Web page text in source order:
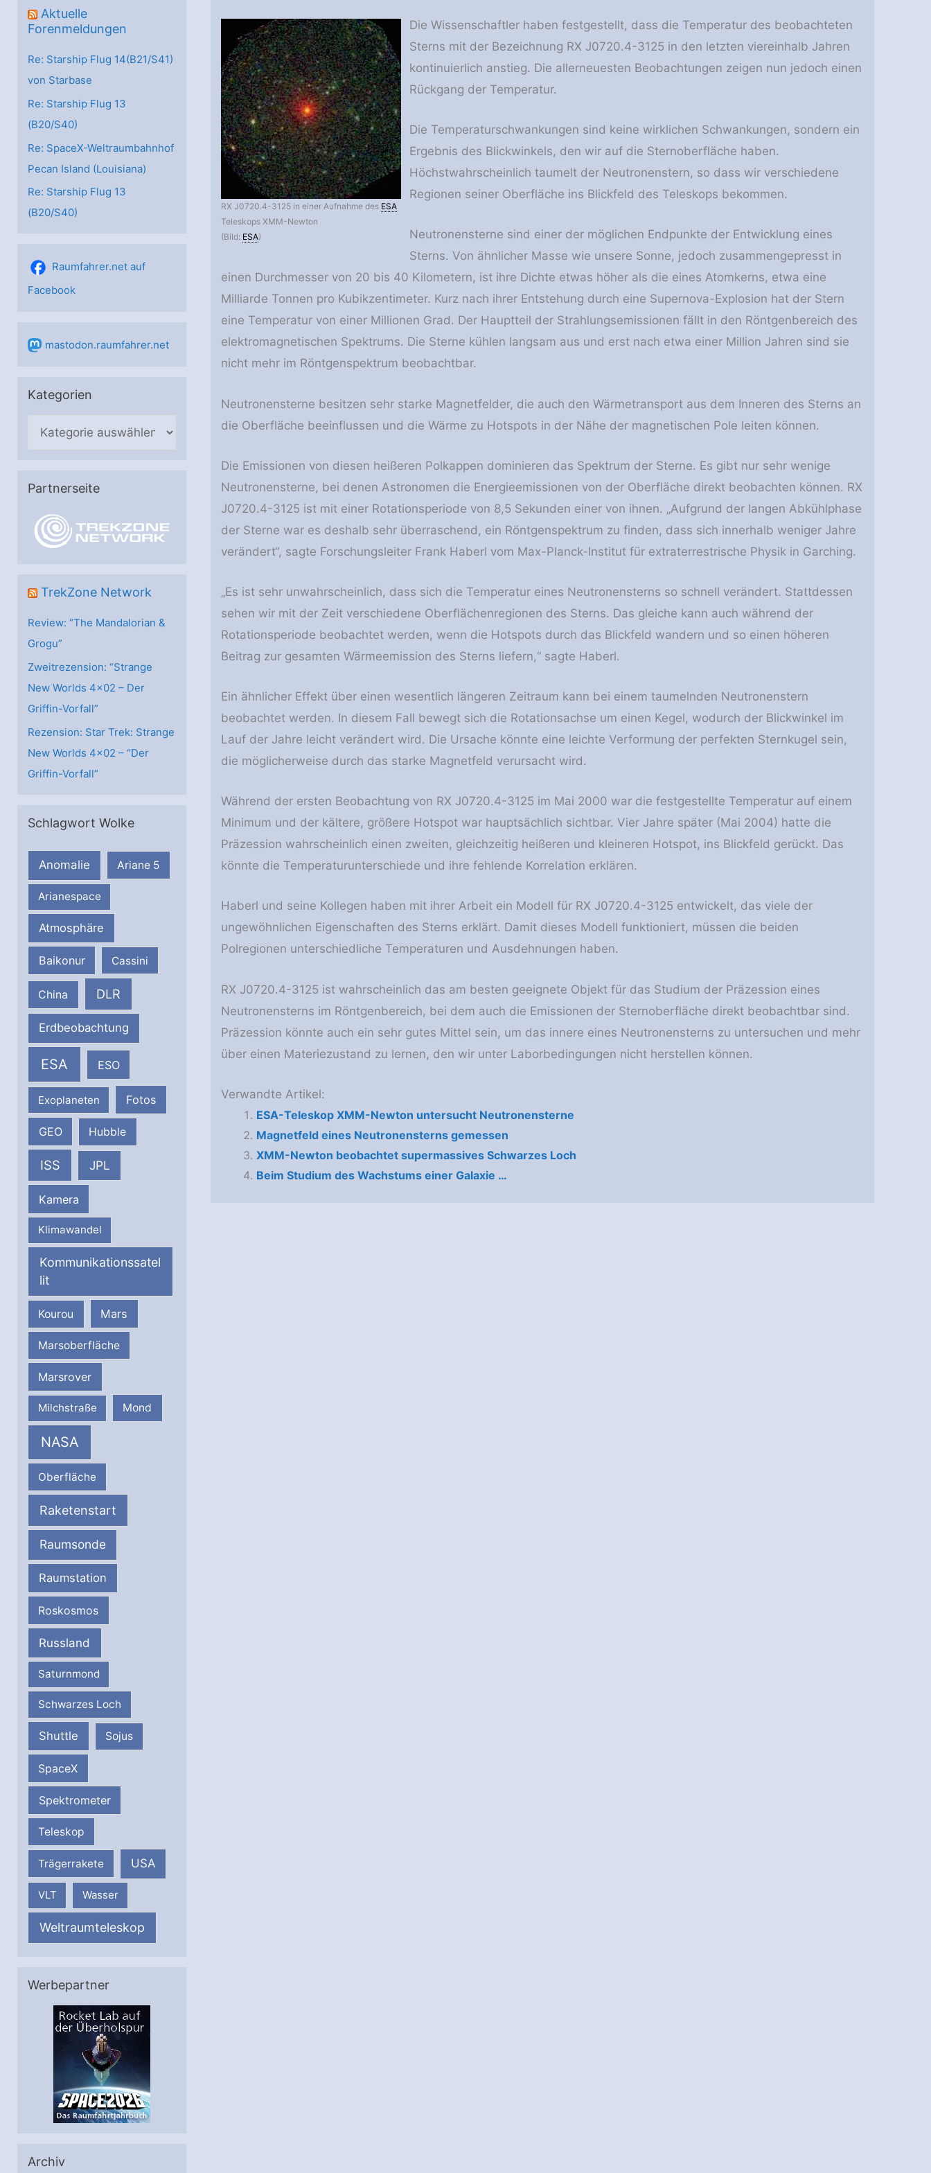
Aktuelle
Forenmeldungen
Re: Starship Flug 14(B21/S41)
von Starbase
Re: Starship Flug 13
(B20/S40)
Re: SpaceX-Weltraumbahnhof
Pecan Island (Louisiana)
Re: Starship Flug 13
(B20/S40)
Raumfahrer.net auf
Facebook
mastodon.raumfahrer.net
Kategorien
e
e
Partnerseite
TrekZone Network
Review: “The Mandalorian &
Grogu”
Zweitrezension: “Strange
New Worlds 4×02 – Der
Griffin-Vorfall”
Rezension: Star Trek: Strange
New Worlds 4×02 – “Der
Griffin-Vorfall”
Schlagwort Wolke
Anomalie Ariane 5
Arianespace
Atmosphäre
Baikonur Cassini
China DLR
Erdbeobachtung
ESA ESO
Exoplaneten Fotos
GEO Hubble
ISS JPL
Kamera
Klimawandel
Kommunikationssatel
lit
Kourou Mars
Marsoberfläche
Marsrover
Milchstraße Mond
NASA
Oberfläche
Raketenstart
Raumsonde
Raumstation
Roskosmos
Russland
Saturnmond
Schwarzes Loch
Shuttle Sojus
SpaceX
Spektrometer
Teleskop
Trägerrakete USA
VLT Wasser
Weltraumteleskop
Werbepartner
Archiv
RX J0720.4-3125 in einer Aufnahme des ESA
Teleskops XMM-Newton
(Bild: ESA)
Die Wissenschaftler haben festgestellt, dass die Temperatur des beobachteten
Sterns mit der Bezeichnung RX J0720.4-3125 in den letzten viereinhalb Jahren
kontinuierlich anstieg. Die allerneuesten Beobachtungen zeigen nun jedoch einen
Rückgang der Temperatur.
Die Temperaturschwankungen sind keine wirklichen Schwankungen, sondern ein
Ergebnis des Blickwinkels, den wir auf die Sternoberfläche haben.
Höchstwahrscheinlich taumelt der Neutronenstern, so dass wir verschiedene
Regionen seiner Oberfläche ins Blickfeld des Teleskops bekommen.
Neutronensterne sind einer der möglichen Endpunkte der Entwicklung eines
Sterns. Von ähnlicher Masse wie unsere Sonne, jedoch zusammengepresst in
einen Durchmesser von 20 bis 40 Kilometern, ist ihre Dichte etwas höher als die eines Atomkerns, etwa eine
Milliarde Tonnen pro Kubikzentimeter. Kurz nach ihrer Entstehung durch eine Supernova-Explosion hat der Stern
eine Temperatur von einer Millionen Grad. Der Hauptteil der Strahlungsemissionen fällt in den Röntgenbereich des
elektromagnetischen Spektrums. Die Sterne kühlen langsam aus und erst nach etwa einer Million Jahren sind sie
nicht mehr im Röntgenspektrum beobachtbar.
Neutronensterne besitzen sehr starke Magnetfelder, die auch den Wärmetransport aus dem Inneren des Sterns an
die Oberfläche beeinflussen und die Wärme zu Hotspots in der Nähe der magnetischen Pole leiten können.
Die Emissionen von diesen heißeren Polkappen dominieren das Spektrum der Sterne. Es gibt nur sehr wenige
Neutronensterne, bei denen Astronomen die Energieemissionen von der Oberfläche direkt beobachten können. RX
J0720.4-3125 ist mit einer Rotationsperiode von 8,5 Sekunden einer von ihnen. „Aufgrund der langen Abkühlphase
der Sterne war es deshalb sehr überraschend, ein Röntgenspektrum zu finden, dass sich innerhalb weniger Jahre
verändert“, sagte Forschungsleiter Frank Haberl vom Max-Planck-Institut für extraterrestrische Physik in Garching.
„Es ist sehr unwahrscheinlich, dass sich die Temperatur eines Neutronensterns so schnell verändert. Stattdessen
sehen wir mit der Zeit verschiedene Oberflächenregionen des Sterns. Das gleiche kann auch während der
Rotationsperiode beobachtet werden, wenn die Hotspots durch das Blickfeld wandern und so einen höheren
Beitrag zur gesamten Wärmeemission des Sterns liefern,“ sagte Haberl.
Ein ähnlicher Effekt über einen wesentlich längeren Zeitraum kann bei einem taumelnden Neutronenstern
beobachtet werden. In diesem Fall bewegt sich die Rotationsachse um einen Kegel, wodurch der Blickwinkel im
Lauf der Jahre leicht verändert wird. Die Ursache könnte eine leichte Verformung der perfekten Sternkugel sein,
die möglicherweise durch das starke Magnetfeld verursacht wird.
Während der ersten Beobachtung von RX J0720.4-3125 im Mai 2000 war die festgestellte Temperatur auf einem
Minimum und der kältere, größere Hotspot war hauptsächlich sichtbar. Vier Jahre später (Mai 2004) hatte die
Präzession wahrscheinlich einen zweiten, gleichzeitig heißeren und kleineren Hotspot, ins Blickfeld gerückt. Das
könnte die Temperaturunterschiede und ihre fehlende Korrelation erklären.
Haberl und seine Kollegen haben mit ihrer Arbeit ein Modell für RX J0720.4-3125 entwickelt, das viele der
ungewöhnlichen Eigenschaften des Sterns erklärt. Damit dieses Modell funktioniert, müssen die beiden
Polregionen unterschiedliche Temperaturen und Ausdehnungen haben.
RX J0720.4-3125 ist wahrscheinlich das am besten geeignete Objekt für das Studium der Präzession eines
Neutronensterns im Röntgenbereich, bei dem auch die Emissionen der Sternoberfläche direkt beobachtbar sind.
Präzession könnte auch ein sehr gutes Mittel sein, um das innere eines Neutronensterns zu untersuchen und mehr
über einen Materiezustand zu lernen, den wir unter Laborbedingungen nicht herstellen können.
Verwandte Artikel:
ESA-Teleskop XMM-Newton untersucht Neutronensterne
Magnetfeld eines Neutronensterns gemessen
XMM-Newton beobachtet supermassives Schwarzes Loch
Beim Studium des Wachstums einer Galaxie …